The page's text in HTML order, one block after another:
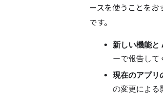
ースを使うことをお
です。
新しい機能と
ーで報告して
現在のアプリ
の変更による